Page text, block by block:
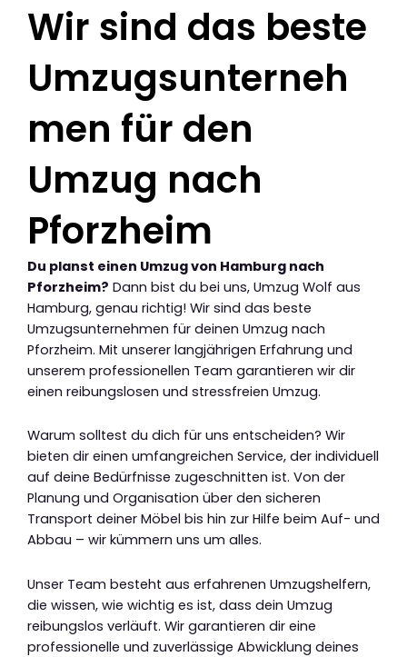
Wir sind das beste
Umzugsunterneh
men für den
Umzug nach
Pforzheim
Du planst einen Umzug von Hamburg nach
Pforzheim? Dann bist du bei uns, Umzug Wolf aus
Hamburg, genau richtig! Wir sind das beste
Umzugsunternehmen für deinen Umzug nach
Pforzheim. Mit unserer langjährigen Erfahrung und
unserem professionellen Team garantieren wir dir
einen reibungslosen und stressfreien Umzug.
Warum solltest du dich für uns entscheiden? Wir
bieten dir einen umfangreichen Service, der individuell
auf deine Bedürfnisse zugeschnitten ist. Von der
Planung und Organisation über den sicheren
Transport deiner Möbel bis hin zur Hilfe beim Auf- und
Abbau – wir kümmern uns um alles.
Unser Team besteht aus erfahrenen Umzugshelfern,
die wissen, wie wichtig es ist, dass dein Umzug
reibungslos verläuft. Wir garantieren dir eine
professionelle und zuverlässige Abwicklung deines